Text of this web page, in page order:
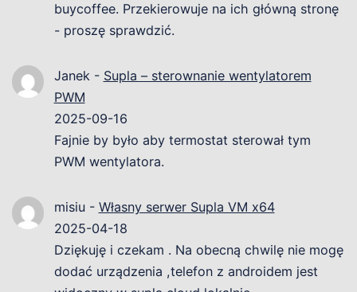
buycoffee. Przekierowuje na ich główną stronę
- proszę sprawdzić.
Janek- Supla – sterownanie wentylatorem
PWM
2025-09-16
Fajnie by było aby termostat sterował tym
PWM wentylatora.
misiu- Własny serwer Supla VM x64
2025-04-18
Dziękuję i czekam . Na obecną chwilę nie mogę
dodać urządzenia ,telefon z androidem jest